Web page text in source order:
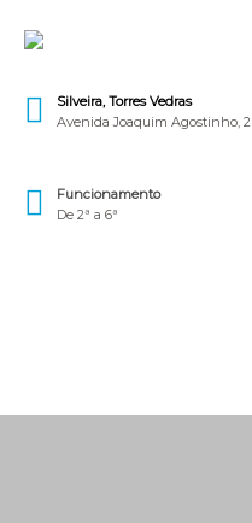
Silveira, Torres Vedras
Avenida Joaquim Agostinho, 2
Funcionamento
De 2ª a 6ª